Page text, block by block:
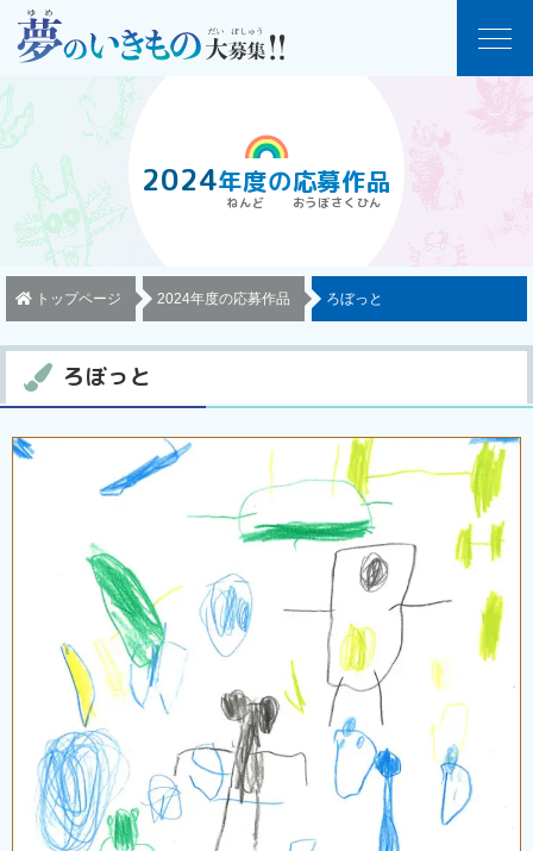
2024年度の応募作品
トップページ 2024年度の応募作品 ろぼっと
ろぼっと